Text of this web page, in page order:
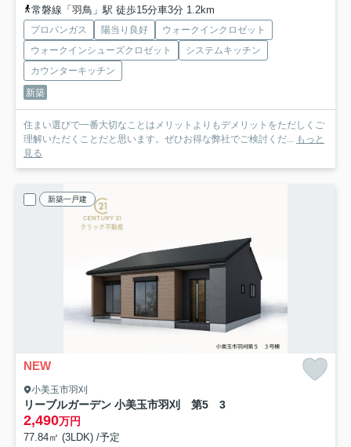
常磐線「羽鳥」駅 徒歩15分車3分 1.2km
プロパンガス 陽当り良好
ウォークインクロゼット
ウォークインシューズクロゼット
システムキッチン
カウンターキッチン
新築
住まい選びで一番大切なことはメリットよりもデメリットをただしくご
理解いただくことだと思います。ぜひお得な弊社でご検討くだ... もっと
見る
新築一戸建
NEW
小美玉市羽刈
リーブルガーデン 小美玉市羽刈 第5 3
2,490万円
77.84㎡ (3LDK) /予定